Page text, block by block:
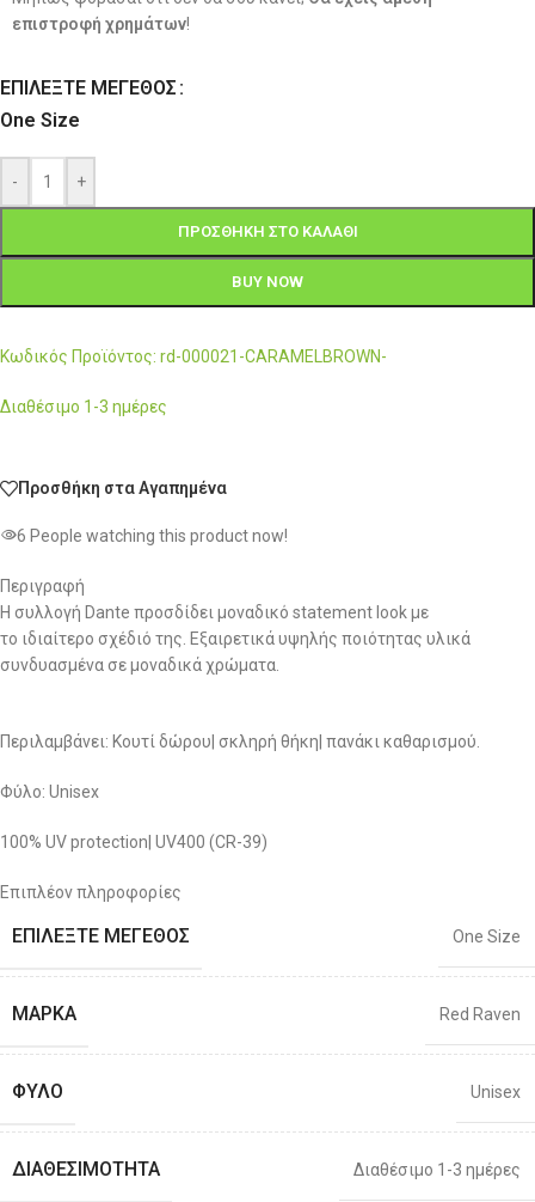
επιστροφή χρημάτων!
ΕΠΙΛΈΞΤΕ ΜΈΓΕΘΟΣ
One Size
- +
ΠΡΟΣΘΉΚΗ ΣΤΟ ΚΑΛΆΘΙ
BUY NOW
Κωδικός Προϊόντος: rd-000021-CARAMELBROWN-
Διαθέσιμο 1-3 ημέρες
Προσθήκη στα Αγαπημένα
6 People watching this product now!
Περιγραφή
Η συλλογή Dante προσδίδει μοναδικό statement look με
το ιδιαίτερο σχέδιό της. Εξαιρετικά υψηλής ποιότητας υλικά
συνδυασμένα σε μοναδικά χρώματα.
Περιλαμβάνει: Κουτί δώρου| σκληρή θήκη| πανάκι καθαρισμού.
Φύλο: Unisex
100% UV protection| UV400 (CR-39)
Επιπλέον πληροφορίες
ΕΠΙΛΈΞΤΕ ΜΈΓΕΘΟΣ One Size
ΜΆΡΚΑ Red Raven
ΦΎΛΟ Unisex
ΔΙΑΘΕΣΙΜΌΤΗΤΑ Διαθέσιμο 1-3 ημέρες